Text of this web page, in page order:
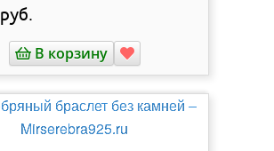
руб.
В корзину